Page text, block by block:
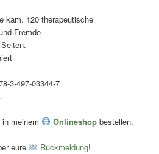
kam. 120 therapeutische
Fremde
3-497-03344-7
meinem Onlineshop bestellen.
eure Rückmeldung!